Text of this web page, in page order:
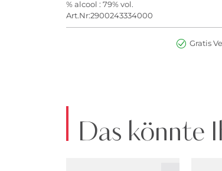
% alcool : 79% vol.
Art.Nr:2900243334000
Gratis
Das könnte